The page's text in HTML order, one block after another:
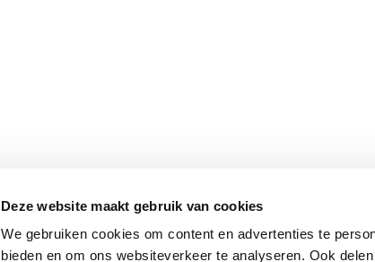
Deze website maakt gebruik van cookies
We gebruiken cookies om content en advertenties te
bieden en om ons websiteverkeer te analyseren. Ook